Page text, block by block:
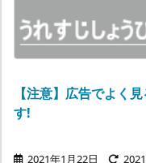
【注意】広告でよく
す!
2021年1月22日